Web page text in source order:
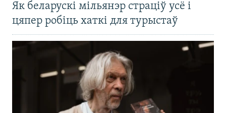
Як беларускі мільянэр страціў усё і
цяпер робіць хаткі для турыстаў